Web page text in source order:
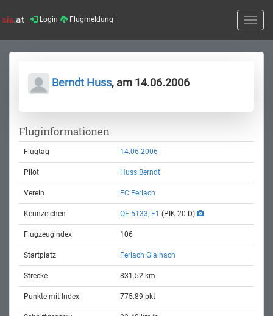
Login Flugmeldung
Toggle
Berndt Huss, am 14.06.2006
Fluginformationen
Flugtag 14.06.2006
Pilot Huss Berndt
Verein FC Ferlach
Kennzeichen OE-5133, F1 (PIK 20 D)
Flugzeugindex 106
Startplatz Ferlach Glainach
Strecke 831.52 km
Punkte mit Index 775.89 pkt